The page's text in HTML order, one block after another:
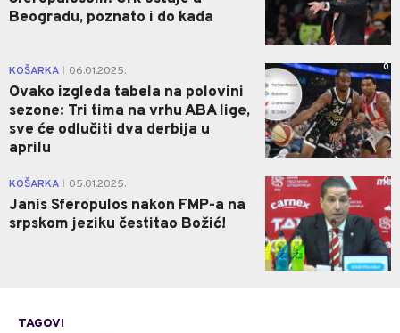
Beogradu, poznato i do kada
KOŠARKA 06.01.2025.
Ovako izgleda tabela na polovini
sezone: Tri tima na vrhu ABA lige,
sve će odlučiti dva derbija u
aprilu
0
KOŠARKA 05.01.2025.
Janis Sferopulos nakon FMP-a na
srpskom jeziku čestitao Božić!
0
TAGOVI